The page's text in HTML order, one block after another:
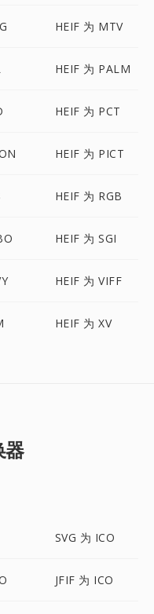
HEIF 为 MTV
HEIF 为 PALM
HEIF 为 PCT
HEIF 为 PICT
HEIF 为 RGB
HEIF 为 SGI
HEIF 为 VIFF
HEIF 为 XV
器
SVG 为 ICO
JFIF 为 ICO